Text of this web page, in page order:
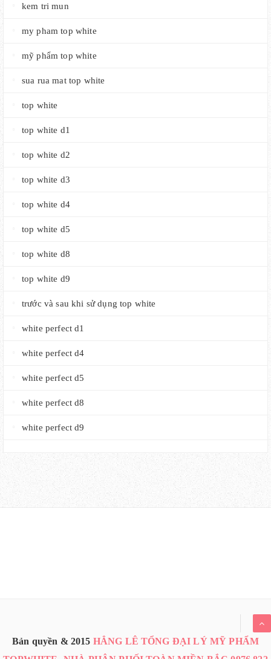
kem tri mun
my pham top white
mỹ phẩm top white
sua rua mat top white
top white
top white d1
top white d2
top white d3
top white d4
top white d5
top white d8
top white d9
trước và sau khi sử dụng top white
white perfect d1
white perfect d4
white perfect d5
white perfect d8
white perfect d9
Bản quyền & 2015 HẲNG LÊ TỔNG ĐẠI LÝ MỸ PHẨM